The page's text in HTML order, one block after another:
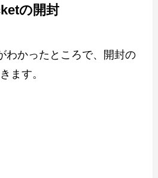
の開封
わかったところで、開封の
ます。